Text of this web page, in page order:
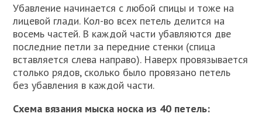
Убавление начинается с любой спицы и тоже на
лицевой глади. Кол-во всех петель делится на
восемь частей. В каждой части убавляются две
последние петли за передние стенки (спица
вставляется слева направо). Наверх провязывается
столько рядов, сколько было провязано петель
без убавления в каждой части.
Схема вязания мыска носка из 40 петель: